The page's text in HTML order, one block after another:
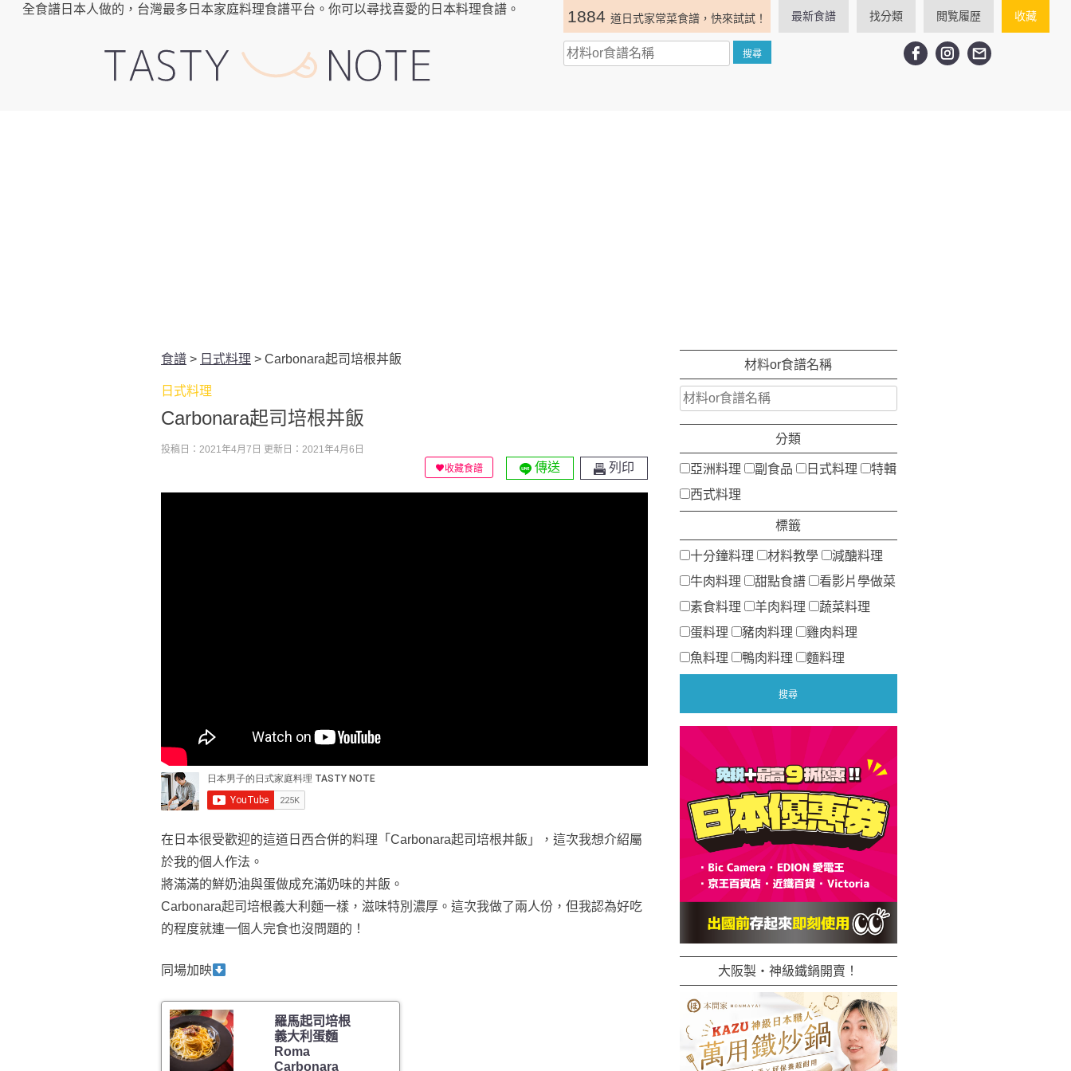
全食譜日本人做的，台灣最多日本家庭料理食譜平台。你可以尋找喜愛的日本料理食譜。 1884 道日式家常菜食譜，快來試試！ 最新食譜 找分類 閲覧履歴 收藏
食譜 > 日式料理 > Carbonara起司培根丼飯
日式料理
Carbonara起司培根丼飯
投稿日：2021年4月7日 更新日：2021年4月6日
收藏食譜
傳送 列印
在日本很受歡迎的這道日西合併的料理「Carbonara起司培根丼飯」，這次我想介紹屬
於我的個人作法。
將滿滿的鮮奶油與蛋做成充滿奶味的丼飯。
Carbonara起司培根義大利麵一樣，滋味特別濃厚。這次我做了兩人份，但我認為好吃
的程度就連一個人完食也沒問題的！
同場加映
羅馬起司培根
義大利蛋麵
Roma
Carbonara
材料or食譜名稱
分類
亞洲料理 副食品 日式料理
特輯
西式料理
標籤
十分鐘料理 材料教學
減醣料理
牛肉料理
甜點食譜
看影片學做菜
素食料理
羊肉料理
蔬菜料理
蛋料理
豬肉料理
雞肉料理
魚料理
鴨肉料理 麵料理
大阪製・神級鐵鍋開賣！